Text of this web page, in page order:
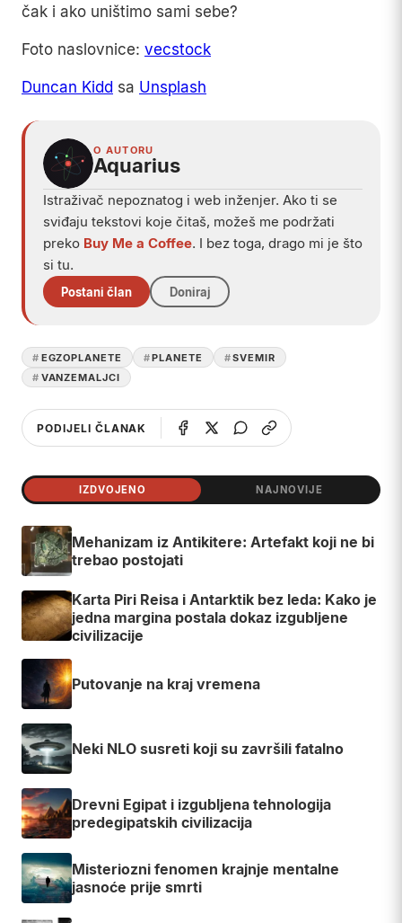
čak i ako uništimo sami sebe?
Foto naslovnice: vecstock
Duncan Kidd sa Unsplash
O AUTORU
Aquarius
Istraživač nepoznatog i web inženjer. Ako ti se
sviđaju tekstovi koje čitaš, možeš me podržati
preko Buy Me a Coffee. I bez toga, drago mi je što
si tu.
Postani član Doniraj
EGZOPLANETE PLANETE
SVEMIR
VANZEMALJCI
PODIJELI ČLANAK
IZDVOJENO NAJNOVIJE
Mehanizam iz Antikitere: Artefakt koji ne bi
trebao postojati
Karta Piri Reisa i Antarktik bez leda: Kako je
jedna margina postala dokaz izgubljene
civilizacije
Putovanje na kraj vremena
Neki NLO susreti koji su završili fatalno
Drevni Egipat i izgubljena tehnologija
predegipatskih civilizacija
Misteriozni fenomen krajnje mentalne
jasnoće prije smrti